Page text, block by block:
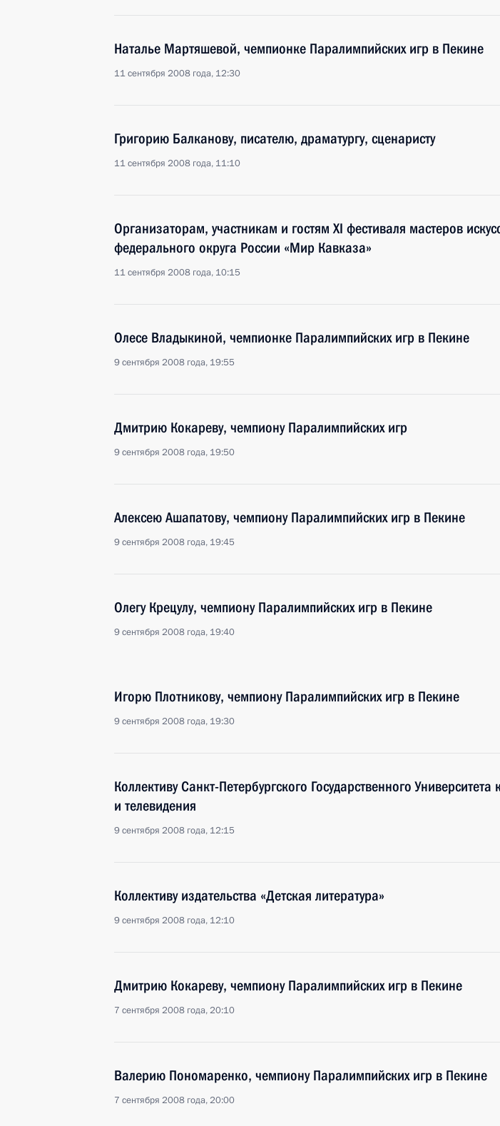
Наталье Мартяшевой, чемпионке Паралимпийских игр в Пекине
11 сентября 2008 года, 12:30
Григорию Балканову, писателю, драматургу, сценаристу
11 сентября 2008 года, 11:10
Организаторам, участникам и гостям XI фестиваля мастеров
федерального округа России «Мир Кавказа»
11 сентября 2008 года, 10:15
Олесе Владыкиной, чемпионке Паралимпийских игр в Пекине
9 сентября 2008 года, 19:55
Дмитрию Кокареву, чемпиону Паралимпийских игр
9 сентября 2008 года, 19:50
Алексею Ашапатову, чемпиону Паралимпийских игр в Пекине
9 сентября 2008 года, 19:45
Олегу Крецулу, чемпиону Паралимпийских игр в Пекине
9 сентября 2008 года, 19:40
Игорю Плотникову, чемпиону Паралимпийских игр в Пекине
9 сентября 2008 года, 19:30
Коллективу Санкт-Петербургского Государственного Университета
и телевидения
9 сентября 2008 года, 12:15
Коллективу издательства «Детская литература»
9 сентября 2008 года, 12:10
Дмитрию Кокареву, чемпиону Паралимпийских игр в Пекине
7 сентября 2008 года, 20:10
Валерию Пономаренко, чемпиону Паралимпийских игр в Пекине
7 сентября 2008 года, 20:00